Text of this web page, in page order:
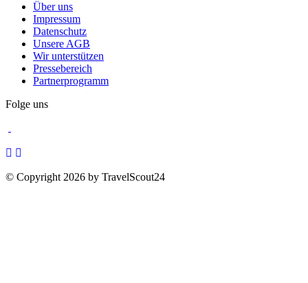
Über uns
Impressum
Datenschutz
Unsere AGB
Wir unterstützen
Pressebereich
Partnerprogramm
Folge uns
© Copyright 2026 by TravelScout24